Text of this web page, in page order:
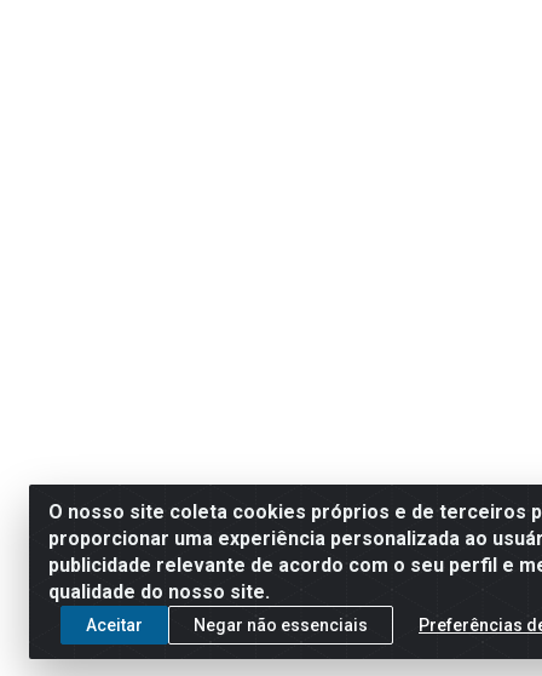
O nosso site coleta cookies próprios e de terceiros
proporcionar uma experiência personalizada ao
publicidade relevante de acordo com o seu perfil e
qualidade do nosso site.
Aceitar Negar não essenciais Preferências